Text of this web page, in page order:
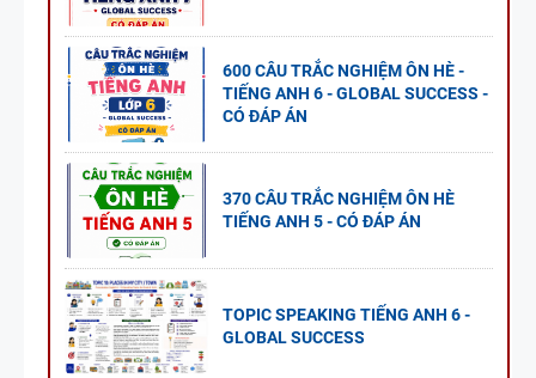
600 CÂU TRẮC NGHIỆM ÔN HÈ -
TIẾNG ANH 6 - GLOBAL SUCCESS -
CÓ ĐÁP ÁN
370 CÂU TRẮC NGHIỆM ÔN HÈ
TIẾNG ANH 5 - CÓ ĐÁP ÁN
TOPIC SPEAKING TIẾNG ANH 6 -
GLOBAL SUCCESS